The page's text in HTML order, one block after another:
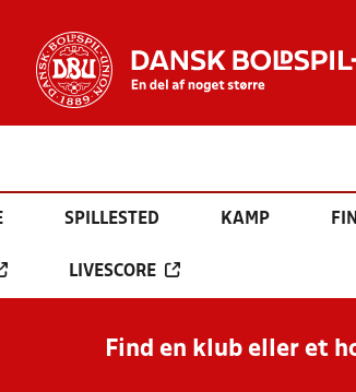
SPILLESTED KAMP
LIVESCORE
Find en klub eller et